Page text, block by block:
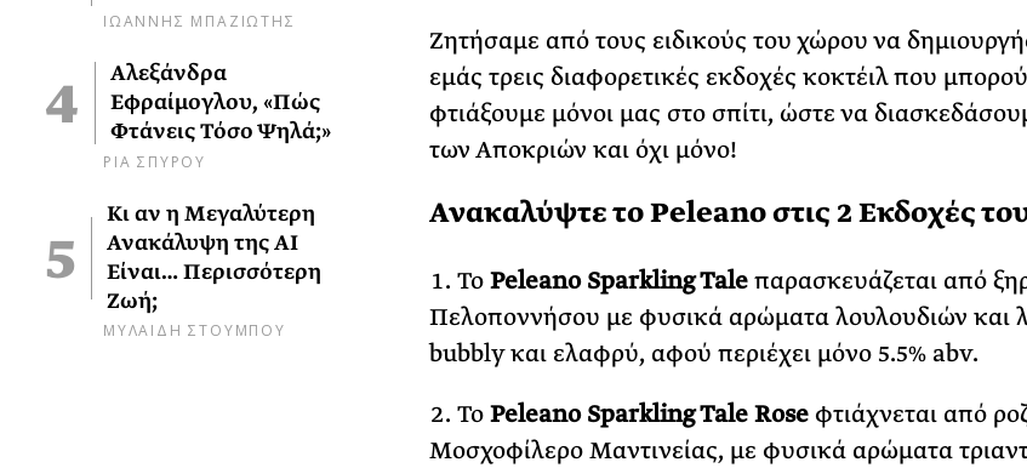
ΙΩΑΝΝΗΣ ΜΠΑΖΙΩΤΗΣ
Αλεξάνδρα
Εφραίμογλου, «Πώς
Φτάνεις Τόσο Ψηλά;»
ΡΙΑ ΣΠΥΡΟΥ
Κι αν η Μεγαλύτερη
Ανακάλυψη της AI
Είναι… Περισσότερη
Ζωή;
ΜΥΛΑΙΔΗ ΣΤΟΥΜΠΟΥ
Ζητήσαμε από τους ειδικούς του χώρου να
εμάς τρεις διαφορετικές εκδοχές κοκτέιλ που
φτιάξουμε μόνοι μας στο σπίτι, ώστε να
των Αποκριών και όχι μόνο!
Ανακαλύψτε το Peleano στις 2 Εκδοχές
ΤοPeleano Sparkling Taleπαρασκευάζεται από
Πελοποννήσου με φυσικά αρώματα λουλουδιών και
bubbly και ελαφρύ, αφού περιέχει μόνο 5.5% abv.
ΤοPeleano Sparkling Tale Roseφτιάχνεται από
Μοσχοφίλερο Μαντινείας, με φυσικά αρώματα